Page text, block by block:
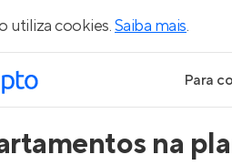
utiliza cookies.Saiba mais.
Para
na